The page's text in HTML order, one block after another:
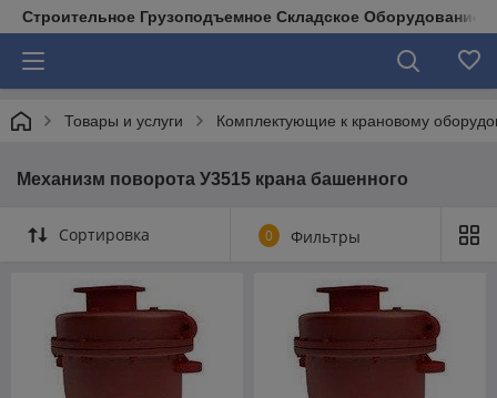
Строительное Грузоподъемное Складское Оборудование
Товары и услуги Комплектующие к крановому
Механизм поворота У3515 крана башенного
Сортировка 0 Фильтры